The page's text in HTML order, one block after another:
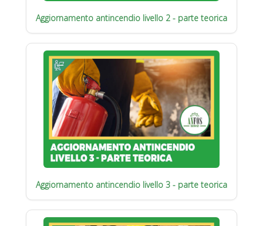
Aggiornamento antincendio livello 2 - parte teorica
Aggiornamento antincendio livello 3 - parte teorica